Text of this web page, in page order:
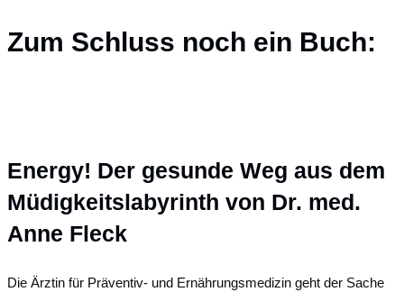
Zum Schluss noch ein Buch:
Energy! Der gesunde Weg aus dem
Müdigkeitslabyrinth von Dr. med.
Anne Fleck
Die Ärztin für Präventiv- und Ernährungsmedizin geht der Sache